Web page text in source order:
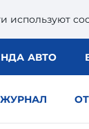
используют
АВТО
ЖУРНАЛ